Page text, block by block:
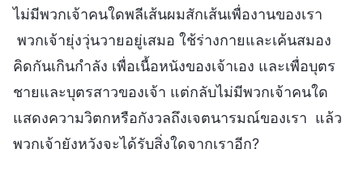
ไม่มีพวกเจ้าคนใดพลีเส้นผมสักเส้นเพื่องานของเรา
พวกเจ้ายุ่งวุ่นวายอยู่เสมอ ใช้ร่างกายและเค้นสมอง
คิดกันเกินกำลัง เพื่อเนื้อหนังของเจ้าเอง และเพื่อบุตร
ชายและบุตรสาวของเจ้า แต่กลับไม่มีพวกเจ้าคนใด
แสดงความวิตกหรือกังวลถึงเจตนารมณ์ของเรา แล้ว
พวกเจ้ายังหวังจะได้รับสิ่งใดจากเราอีก?